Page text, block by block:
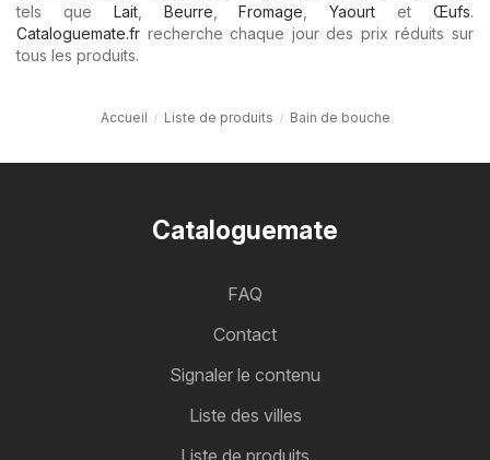
tels que Lait, Beurre ,Fromage ,Yaourt etŒufs.
Cataloguemate.fr recherche chaque jour des prix réduits sur
tous les produits.
Accueil Liste de produits Bain de bouche
Cataloguemate
FAQ
Contact
Signaler le contenu
Liste des villes
Liste de produits